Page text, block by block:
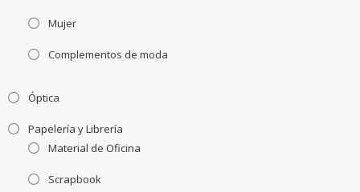
Mujer
Complementos de moda
Óptica
Papelería y Librería
Material de Oficina
Scrapbook